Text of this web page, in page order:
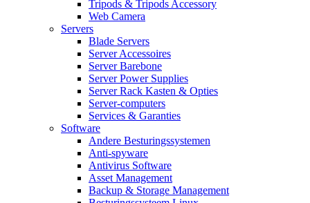
Tripods & Tripods Accessory
Web Camera
Servers
Blade Servers
Server Accessoires
Server Barebone
Server Power Supplies
Server Rack Kasten & Opties
Server-computers
Services & Garanties
Software
Andere Besturingssystemen
Anti-spyware
Antivirus Software
Asset Management
Backup & Storage Management